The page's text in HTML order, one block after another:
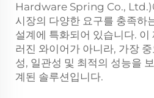
Hardware Spring Co., Ltd.)
시장의 다양한 요구를 충족하
설계에 특화되어 있습니다. 이
러진 와이어가 아니라, 가장
성, 일관성 및 최적의 성능을
계된 솔루션입니다.